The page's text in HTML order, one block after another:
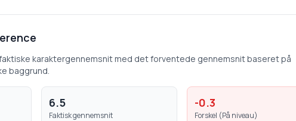
karaktergennemsnit med det forventede gennemsnit baseret på
baggrund.
6.5
Faktisk gennemsnit
-0.3
Forskel (På niveau)